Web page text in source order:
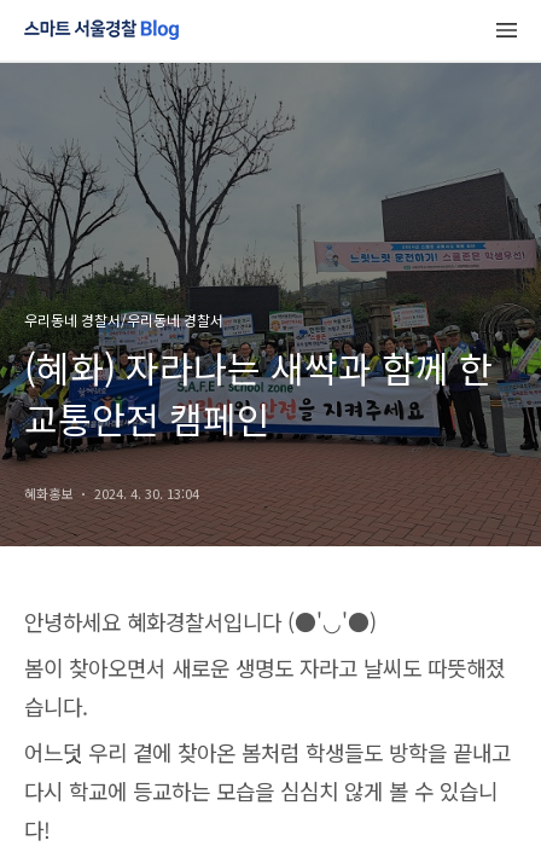
우리동네 경찰서/우리동네 경찰서
(혜화) 자라나는 새싹과 함께 한
교통안전 캠페인
혜화홍보 2024. 4. 30. 13:04
안녕하세요 혜화경찰서입니다 (●'◡'●)
봄이 찾아오면서 새로운 생명도 자라고 날씨도 따뜻해졌
습니다.
어느덧 우리 곁에 찾아온 봄처럼 학생들도 방학을 끝내고
다시 학교에 등교하는 모습을 심심치 않게 볼 수 있습니
다!